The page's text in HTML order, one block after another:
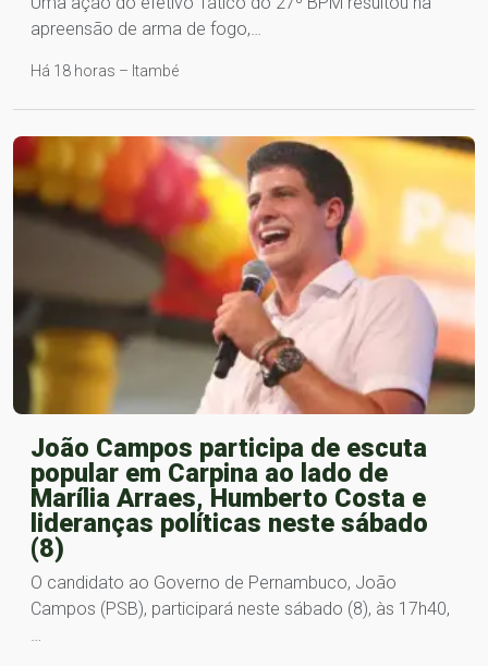
apreensão de arma de fogo,…
Há 18 horas – Itambé
João Campos participa de escuta
popular em Carpina ao lado de
Marília Arraes, Humberto Costa e
lideranças políticas neste sábado
(8)
O candidato ao Governo de Pernambuco, João
Campos (PSB), participará neste sábado (8), às 17h40,
…